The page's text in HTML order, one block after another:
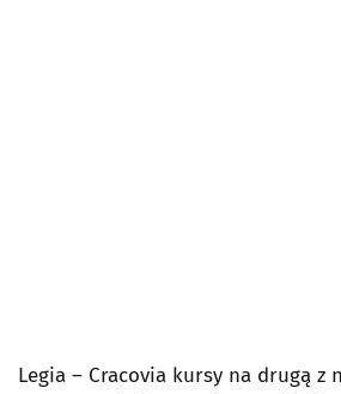
Legia – Cracovia kursy na drugą z